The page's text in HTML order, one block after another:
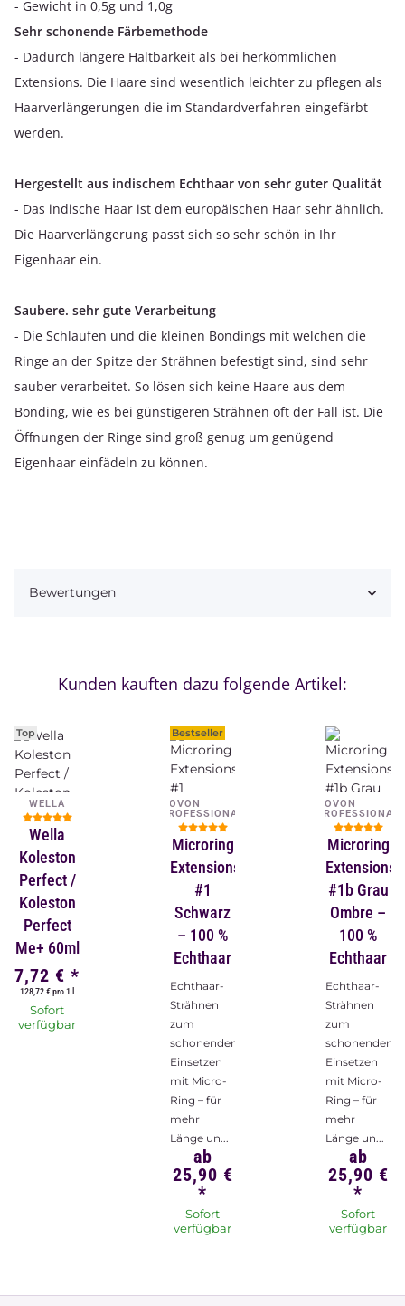
- Gewicht in 0,5g und 1,0g
Sehr schonende Färbemethode
- Dadurch längere Haltbarkeit als bei herkömmlichen
Extensions. Die Haare sind wesentlich leichter zu pflegen als
Haarverlängerungen die im Standardverfahren eingefärbt
werden.
Hergestellt aus indischem Echthaar von sehr guter Qualität
- Das indische Haar ist dem europäischen Haar sehr ähnlich.
Die Haarverlängerung passt sich so sehr schön in Ihr
Eigenhaar ein.
Saubere. sehr gute Verarbeitung
- Die Schlaufen und die kleinen Bondings mit welchen die
Ringe an der Spitze der Strähnen befestigt sind, sind sehr
sauber verarbeitet. So lösen sich keine Haare aus dem
Bonding, wie es bei günstigeren Strähnen oft der Fall ist. Die
Öffnungen der Ringe sind groß genug um genügend
Eigenhaar einfädeln zu können.
Bewertungen
Kunden kauften dazu folgende Artikel:
Top
WELLA
Wella
Koleston
Perfect /
Koleston
Perfect
Me+ 60ml
7,72 € *
128,72 € pro 1 l
Sofort
verfügbar
Bestseller
NOVON
PROFESSIONAL
Microring
Extensions
#1
Schwarz
– 100 %
Echthaar
Echthaar-
Strähnen
zum
schonenden
Einsetzen
mit Micro-
Ring – für
mehr
Länge un...
ab
25,90 €
*
Sofort
verfügbar
NOVON
PROFESSIONAL
Microring
Extensions
#1b Grau
Ombre –
100 %
Echthaar
Echthaar-
Strähnen
zum
schonenden
Einsetzen
mit Micro-
Ring – für
mehr
Länge un...
ab
25,90 €
*
Sofort
verfügbar